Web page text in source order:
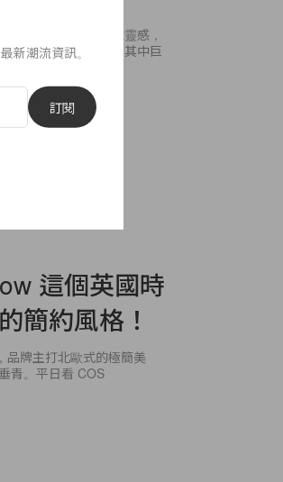
地時，總會從網上拿靈感，
地雷」的旅遊景點，其中巨
這個英國時
簡約風格！
品牌主打北歐式的極簡美
青。平日看 COS
新潮流資訊。
訂閱